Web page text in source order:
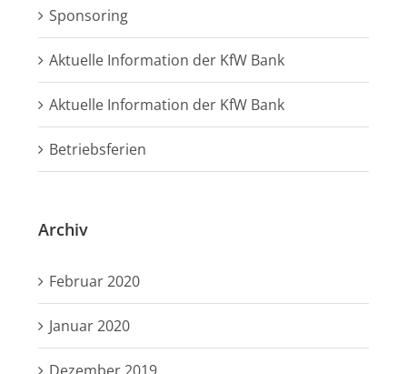
Sponsoring
Aktuelle Information der KfW Bank
Aktuelle Information der KfW Bank
Betriebsferien
Archiv
Februar 2020
Januar 2020